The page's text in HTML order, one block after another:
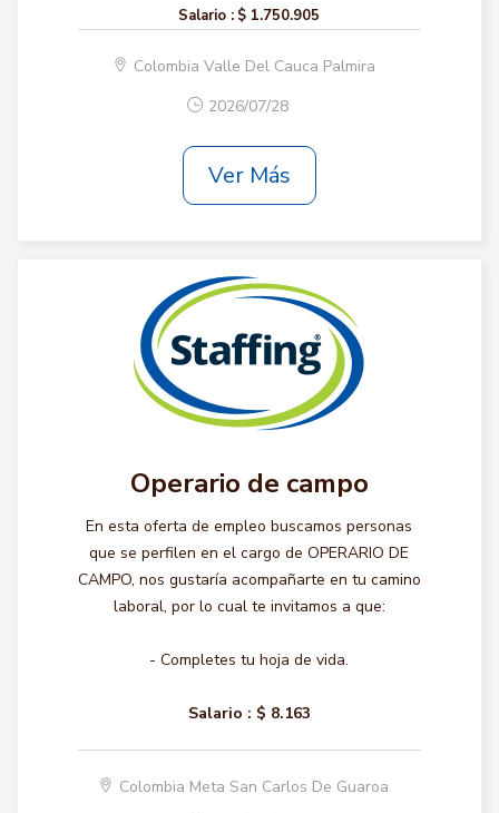
Salario : $ 1.750.905
Colombia Valle Del Cauca Palmira
2026/07/28
Ver Más
Operario de campo
En esta oferta de empleo buscamos personas
que se perfilen en el cargo de OPERARIO DE
CAMPO, nos gustaría acompañarte en tu camino
laboral, por lo cual te invitamos a que:
- Completes tu hoja de vida.
Salario : $ 8.163
Colombia Meta San Carlos De Guaroa